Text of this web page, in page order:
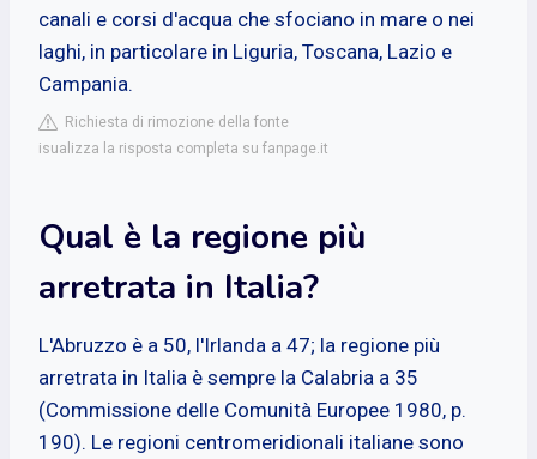
canali e corsi d'acqua che sfociano in mare o nei
laghi, in particolare in Liguria, Toscana, Lazio e
Campania.
Richiesta di rimozione della fonte
isualizza la risposta completa su fanpage.it
Qual è la regione più
arretrata in Italia?
L'Abruzzo è a 50, l'Irlanda a 47; la regione più
arretrata in Italia è sempre la Calabria a 35
(Commissione delle Comunità Europee 1980, p.
190). Le regioni centromeridionali italiane sono